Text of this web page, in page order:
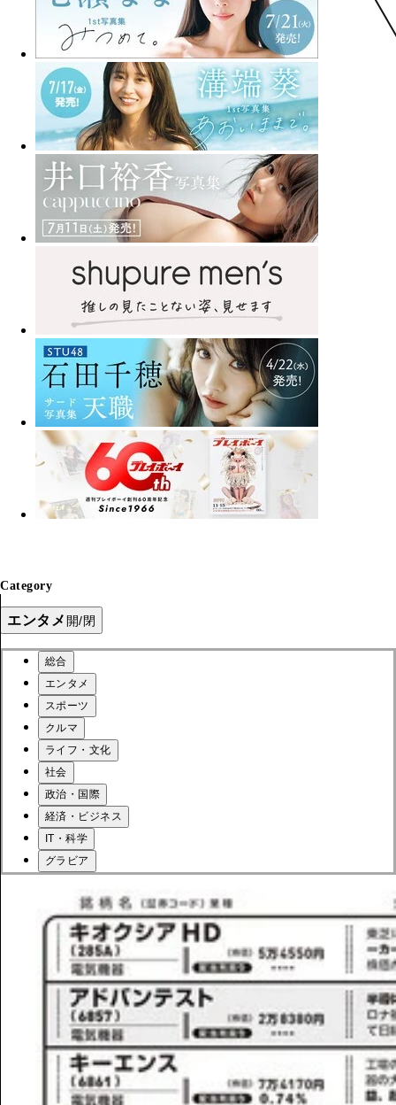
Category
エンタメ開/閉
総合
エンタメ
スポーツ
クルマ
ライフ・文化
社会
政治・国際
経済・ビジネス
IT・科学
グラビア